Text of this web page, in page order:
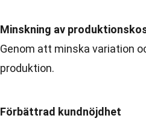
Minskning av
Genom att minska variation
produktion.
Förbättrad kundnöjdhet